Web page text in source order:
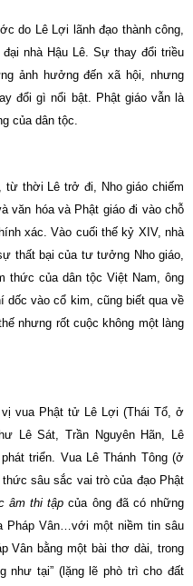
do Lê Lợi lãnh đạo thành công,
nhà Hậu Lê. Sự thay đổi triều
ảnh hưởng đến xã hội, nhưng
đổi gì nổi bật. Phật giáo vẫn là
của dân tộc.
từ thời Lê trở đi, Nho giáo chiếm
văn hóa và Phật giáo đi vào chỗ
xác. Vào cuối thế kỷ XIV, nhà
thất bại của tư tưởng Nho giáo,
thức của dân tộc Việt Nam, ông
dốc vào cổ kim, cũng biết qua về
nhưng rốt cuộc không một làng
vua Phật tử Lê Lợi (Thái Tổ, ở
Lê Sát, Trần Nguyên Hãn, Lê
triển. Vua Lê Thánh Tông (ở
sâu sắc vai trò của đạo Phật
âm thi tập của ông đã có những
Pháp Vân…với một niềm tin sâu
Vân bằng một bài thơ dài, trong
như tại” (lặng lẽ phò trì cho đất